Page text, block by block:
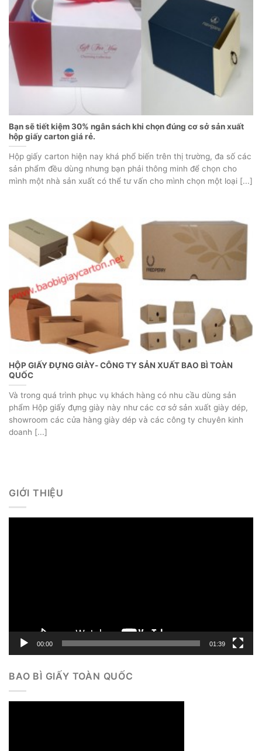
Bạn sẽ tiết kiệm 30% ngân sách khi chọn đúng cơ sở sản xuất
hộp giấy carton giá rẻ.
Hộp giấy carton hiện nay khá phổ biến trên thị trường, đa số các
sản phẩm đều dùng nhưng bạn phải thông minh để chọn cho
mình một nhà sản xuất có thể tư vấn cho mình chọn một loại [...]
HỘP GIẤY ĐỰNG GIÀY- CÔNG TY SẢN XUẤT BAO BÌ TOÀN
QUỐC
Và trong quá trình phục vụ khách hàng có nhu cầu dùng sản
phẩm Hộp giấy đựng giày này như các cơ sở sản xuất giày dép,
showroom các cửa hàng giày dép và các công ty chuyên kinh
doanh [...]
GIỚI THIỆU
00:00 01:39
BAO BÌ GIẤY TOÀN QUỐC